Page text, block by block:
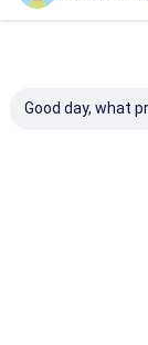
अनुशंसित उत्पाद
Good day, what